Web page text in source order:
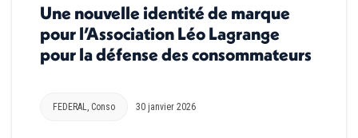
Une nouvelle identité de marque
pour l’Association Léo Lagrange
pour la défense des consommateurs
FEDERAL Conso 30 janvier 2026